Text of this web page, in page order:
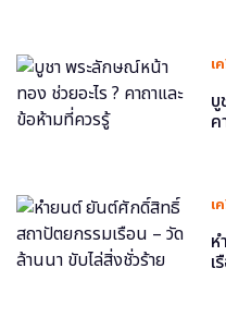
เ
บู
ค
เ
ห
เ